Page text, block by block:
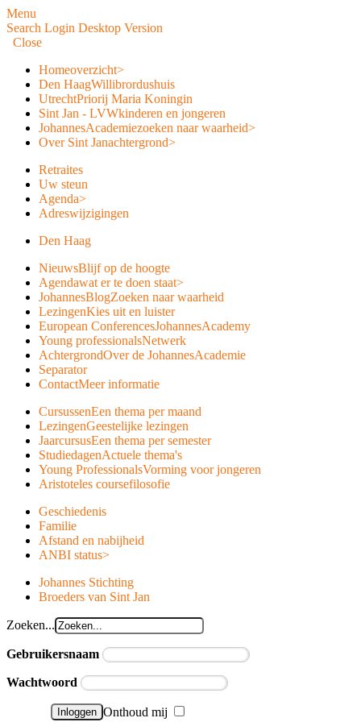
Menu
Search Login Desktop Version
Close
Homeoverzicht>
Den HaagWillibrordushuis
UtrechtPriorij Maria Koningin
Sint Jan - LVWkinderen en jongeren
JohannesAcademiezoeken naar waarheid>
Over Sint Janachtergrond>
Retraites
Uw steun
Agenda>
Adreswijzigingen
Den Haag
NieuwsBlijf op de hoogte
Agendawat er te doen staat>
JohannesBlogZoeken naar waarheid
LezingenKies uit en luister
European ConferencesJohannesAcademy
Young professionalsNetwerk
AchtergrondOver de JohannesAcademie
Separator
ContactMeer informatie
CursussenEen thema per maand
LezingenGeestelijke lezingen
JaarcursusEen thema per semester
StudiedagenActuele thema's
Young ProfessionalsVorming voor jongeren
Aristoteles coursefilosofie
Geschiedenis
Familie
Afstand en nabijheid
ANBI status>
Johannes Stichting
Broeders van Sint Jan
Zoeken...
Gebruikersnaam
Wachtwoord
Onthoud mij